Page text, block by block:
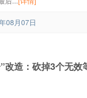
08月07日
改造：砍掉3个无效